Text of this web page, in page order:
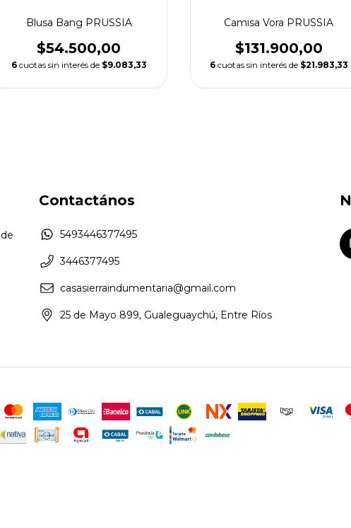
Blusa Bang PRUSSIA
$54.500,00
6 cuotas sin interés de $9.083,33
Camisa Vora PRUSSIA
$131.900,00
6 cuotas sin interés de $21.983,33
Contactános
5493446377495
3446377495
casasierraindumentaria@gmail.com
25 de Mayo 899, Gualeguaychú, Entre Ríos